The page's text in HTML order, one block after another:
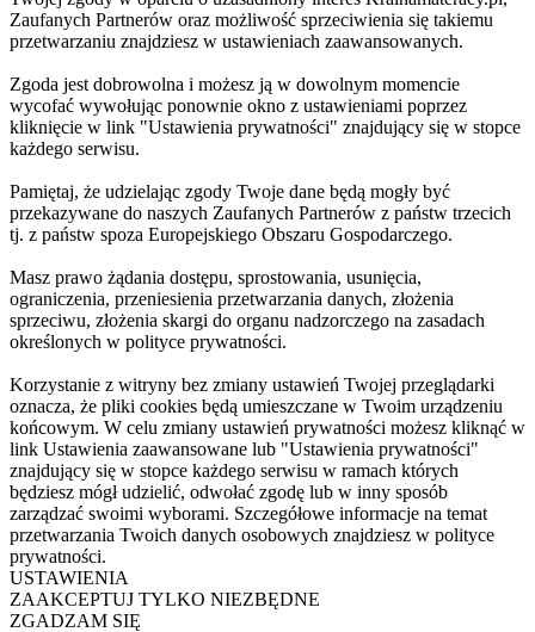
Zaufanych Partnerów oraz możliwość sprzeciwienia się takiemu
przetwarzaniu znajdziesz w ustawieniach zaawansowanych.
Zgoda jest dobrowolna i możesz ją w dowolnym momencie
wycofać wywołując ponownie okno z ustawieniami poprzez
kliknięcie w link "Ustawienia prywatności" znajdujący się w stopce
każdego serwisu.
Pamiętaj, że udzielając zgody Twoje dane będą mogły być
przekazywane do naszych Zaufanych Partnerów z państw trzecich
tj. z państw spoza Europejskiego Obszaru Gospodarczego.
Masz prawo żądania dostępu, sprostowania, usunięcia,
ograniczenia, przeniesienia przetwarzania danych, złożenia
sprzeciwu, złożenia skargi do organu nadzorczego na zasadach
określonych w polityce prywatności.
Korzystanie z witryny bez zmiany ustawień Twojej przeglądarki
oznacza, że pliki cookies będą umieszczane w Twoim urządzeniu
końcowym. W celu zmiany ustawień prywatności możesz kliknąć w
link Ustawienia zaawansowane lub "Ustawienia prywatności"
znajdujący się w stopce każdego serwisu w ramach których
będziesz mógł udzielić, odwołać zgodę lub w inny sposób
zarządzać swoimi wyborami. Szczegółowe informacje na temat
przetwarzania Twoich danych osobowych znajdziesz w polityce
prywatności.
USTAWIENIA
ZAAKCEPTUJ TYLKO NIEZBĘDNE
ZGADZAM SIĘ